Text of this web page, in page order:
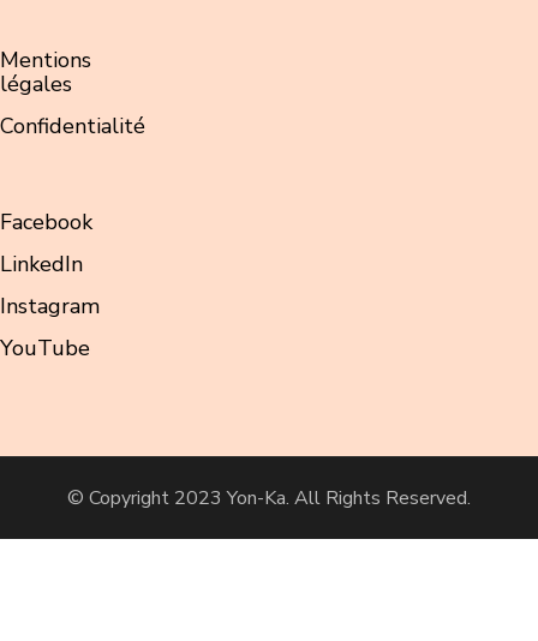
Mentions
légales
Confidentialité
Facebook
LinkedIn
Instagram
YouTube
© Copyright 2023 Yon-Ka. All Rights Reserved.